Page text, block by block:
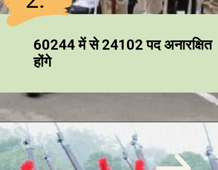
60244 में से 24102 पद अनारक्षित
होंगे